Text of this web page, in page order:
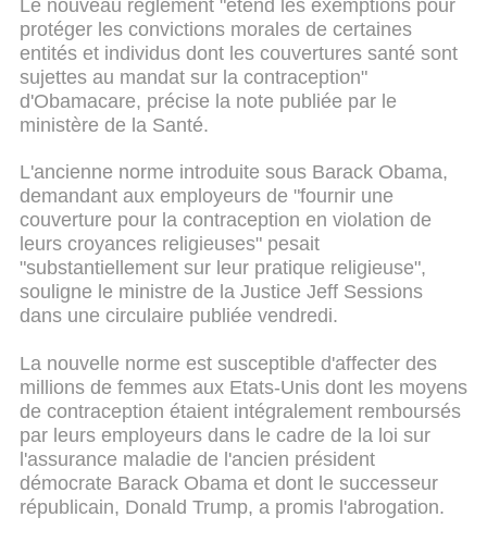
Le nouveau règlement "étend les exemptions pour
protéger les convictions morales de certaines
entités et individus dont les couvertures santé sont
sujettes au mandat sur la contraception"
d'Obamacare, précise la note publiée par le
ministère de la Santé.
L'ancienne norme introduite sous Barack Obama,
demandant aux employeurs de "fournir une
couverture pour la contraception en violation de
leurs croyances religieuses" pesait
"substantiellement sur leur pratique religieuse",
souligne le ministre de la Justice Jeff Sessions
dans une circulaire publiée vendredi.
La nouvelle norme est susceptible d'affecter des
millions de femmes aux Etats-Unis dont les moyens
de contraception étaient intégralement remboursés
par leurs employeurs dans le cadre de la loi sur
l'assurance maladie de l'ancien président
démocrate Barack Obama et dont le successeur
républicain, Donald Trump, a promis l'abrogation.